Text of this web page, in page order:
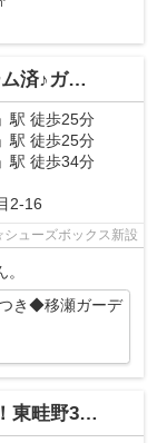
ガーデン弐番街◆
」駅 徒歩25分
」駅 徒歩25分
」駅 徒歩34分
2-16
ューズボックス新設
き◆移瀬ガーデ
新築戸建て